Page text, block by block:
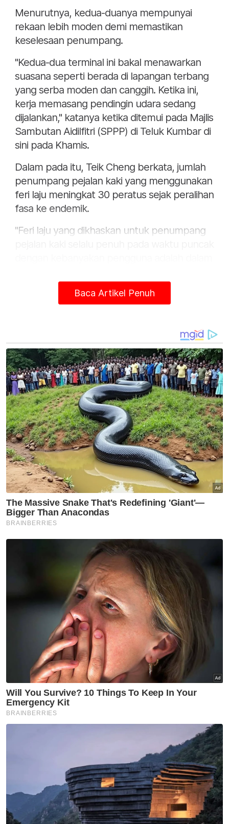
Menurutnya, kedua-duanya mempunyai
rekaan lebih moden demi memastikan
keselesaan penumpang.
"Kedua-dua terminal ini bakal menawarkan
suasana seperti berada di lapangan terbang
yang serba moden dan canggih. Ketika ini,
kerja memasang pendingin udara sedang
dijalankan," katanya ketika ditemui pada Majlis
Sambutan Aidilfitri (SPPP) di Teluk Kumbar di
sini pada Khamis.
Dalam pada itu, Teik Cheng berkata, jumlah
penumpang pejalan kaki yang menggunakan
feri laju meningkat 30 peratus sejak peralihan
fasa ke endemik.
"Feri laju yang dikhaskan untuk penumpang
waktu pejabat.
"Ini adalah perkembangan yang baik
sementara menunggu lima buah feri baharu
yang akan mula beroperasi pada tahun
depan. Selain itu, penggunaan feri Ro-Ro
untuk membawa motosikal dan basikal
sebagai langkah interim juga diterima baik,"
Pada 15 Disember tahun lalu, Teik Cheng
mengumumkan perkhidmatan feri di Pulau
Pinang untuk kenderaan empat tayar akan
dihentikan bermula 1 Januari tahun ini yang
mana, feri Ro-Ro untuk kegunaan motosikal
dan basikal sahaja.
Ini bermakna, kesemua kenderaan empat
tayar tidak lagi boleh menggunakan laluan
laut sebagai alternatif untuk ke bahagian
pulau atau sebaliknya.
Bermula tarikh itu juga, perkhidmatan feri
bagi penumpang, motosikal dan basikal akan
(PPSB) daripada Prasarana Malaysia Berhad.
Baca Artikel Penuh